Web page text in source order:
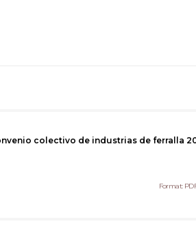
colectivo de industrias de ferralla
Format: